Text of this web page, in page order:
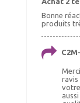
Bonne
produits
ravis